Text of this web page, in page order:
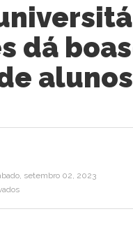
dá
alunos
setembro 02, 2023